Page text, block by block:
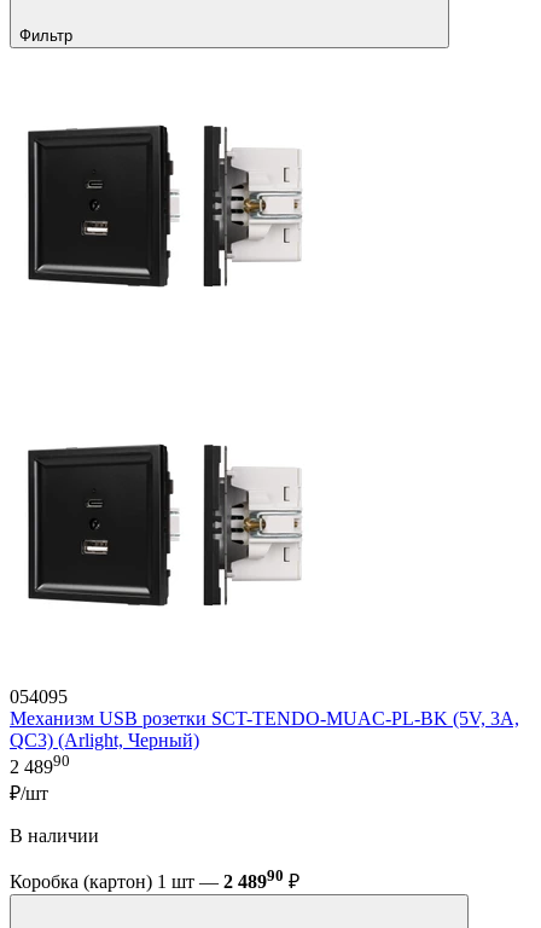
Фильтр
054095
Механизм USB розетки SCT-TENDO-MUAC-PL-BK (5V, 3A,
QC3) (Arlight, Черный)
2 48990
₽/шт
В наличии
Коробка (картон) 1 шт — 2 48990 ₽